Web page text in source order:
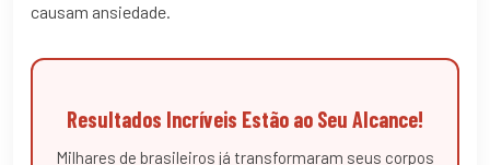
causam ansiedade.
Resultados Incríveis Estão ao Seu Alcance!
Milhares de brasileiros já transformaram seus corpos